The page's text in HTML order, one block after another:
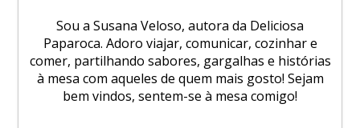
Sou a Susana Veloso, autora da Deliciosa
Paparoca. Adoro viajar, comunicar, cozinhar e
comer, partilhando sabores, gargalhas e histórias
à mesa com aqueles de quem mais gosto! Sejam
bem vindos, sentem-se à mesa comigo!